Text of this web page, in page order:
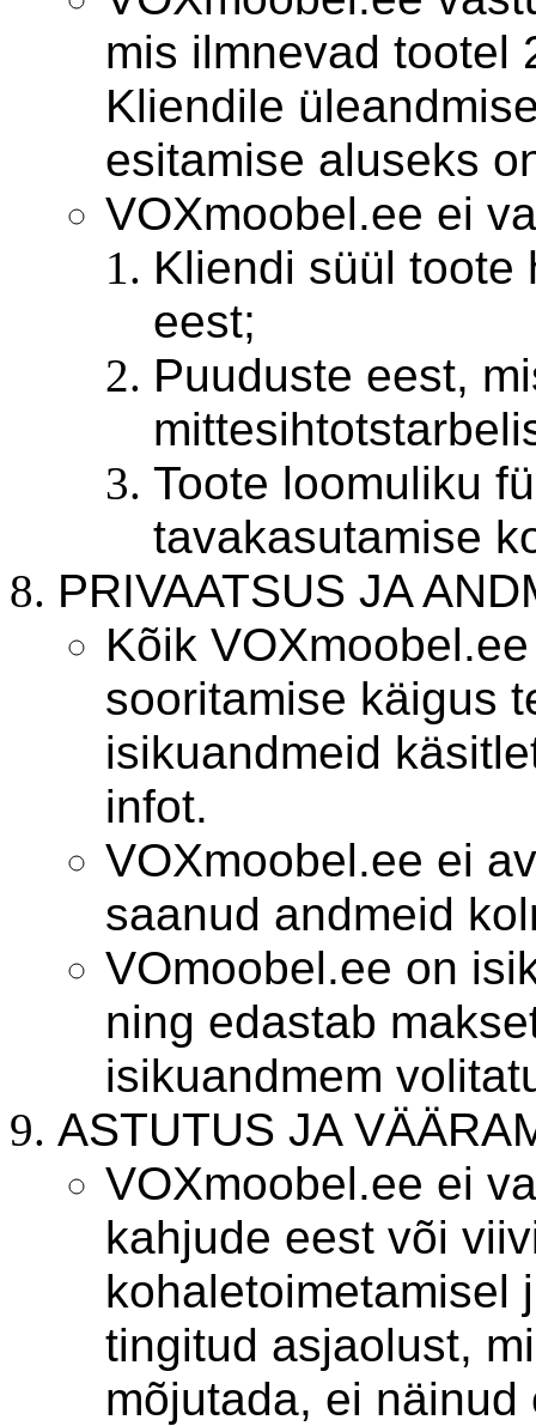
mis ilmnevad tootel
Kliendile
esitamise aluseks
VOXmoobel.ee ei
Kliendi süül toote
eest;
Puuduste eest,
Toote loomuliku
tavakasutamise
PRIVAATSUS JA
Kõik
sooritamise käigus
isikuandmeid
infot.
VOXmoobel.ee ei
saanud andmeid
VOmoobel.ee on
ning edastab
isikuandmem
ASTUTUS JA
VOXmoobel.ee ei
kahjude eest või
kohaletoimetamisel
tingitud asjaolust,
mõjutada, ei